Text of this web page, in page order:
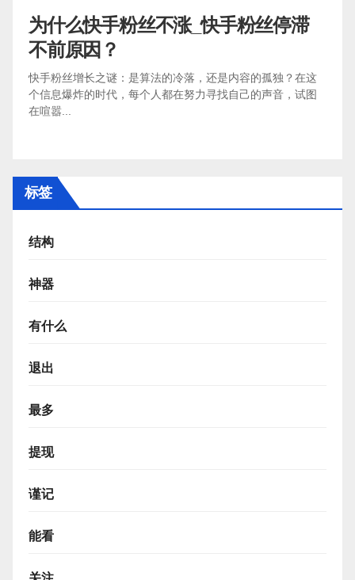
为什么快手粉丝不涨_快手粉丝停滞
不前原因？
快手粉丝增长之谜：是算法的冷落，还是内容的孤独？在这
个信息爆炸的时代，每个人都在努力寻找自己的声音，试图
在喧嚣...
标签
结构
神器
有什么
退出
最多
提现
谨记
能看